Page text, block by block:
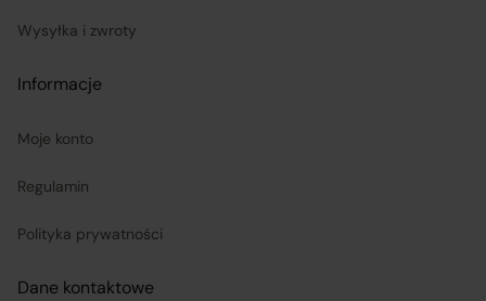
Wysyłka i zwroty
Informacje
Moje konto
Regulamin
Polityka prywatności
Dane kontaktowe